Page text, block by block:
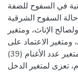
في السفوح للضفة
السفوح الشرقية
الإناث، ومتغير
الاعتماد على
تربية الأغنام كمصدر (25-50)%، تعزى لمتغير عدد الأغنام (39)
تعزى لمتغير الدخل